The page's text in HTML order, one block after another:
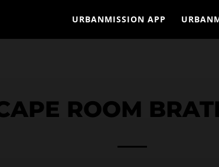
URBANMISSION APP
ROOM